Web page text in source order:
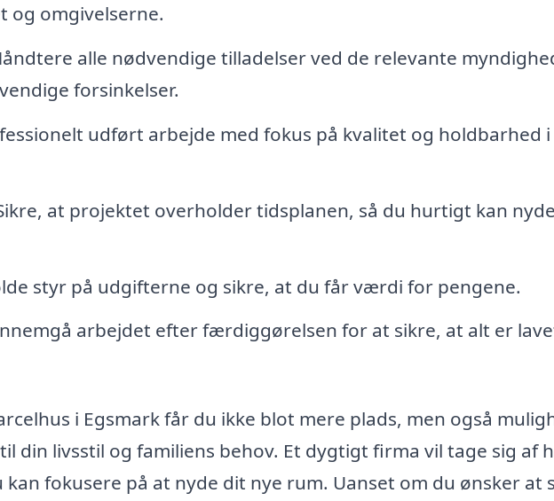
og omgivelserne.
alle nødvendige tilladelser ved de relevante
forsinkelser.
udført arbejde med fokus på kvalitet og holdbarhed i
at projektet overholder tidsplanen, så du hurtigt kan
styr på udgifterne og sikre, at du får værdi for pengene.
arbejdet efter færdiggørelsen for at sikre, at alt er
i Egsmark får du ikke blot mere plads, men også
din livsstil og familiens behov. Et dygtigt firma vil tage sig af
kan fokusere på at nyde dit nye rum. Uanset om du ønsker at